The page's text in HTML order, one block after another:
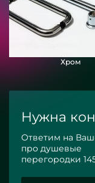
Хром
Нужна
Ответим на
про душевые
перегородки